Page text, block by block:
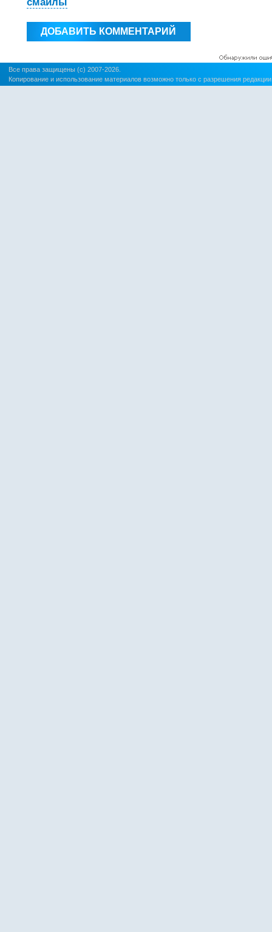
Все права защищены (c) 2007-2026.
Копирование и использование материалов возможно только с разрешения